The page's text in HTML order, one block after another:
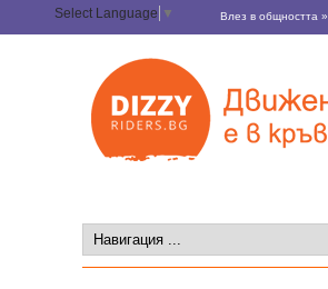
Select Language ▼ Влез в общността »